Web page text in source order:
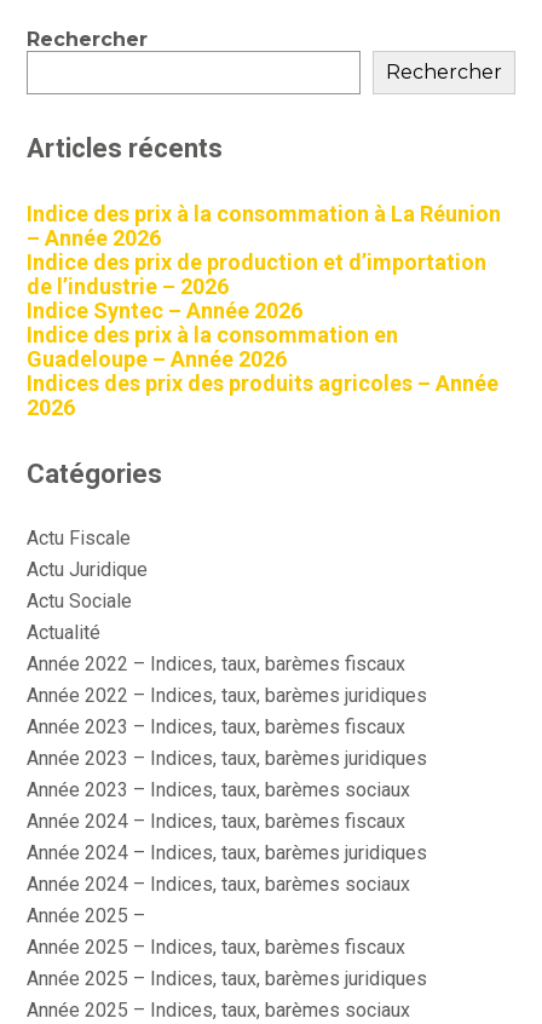
Blog
Rechercher
Rechercher
Articles récents
Indice des prix à la consommation à La Réunion
– Année 2026
Indice des prix de production et d’importation
de l’industrie – 2026
Indice Syntec – Année 2026
Indice des prix à la consommation en
Guadeloupe – Année 2026
Indices des prix des produits agricoles – Année
2026
Catégories
Actu Fiscale
Actu Juridique
Actu Sociale
Actualité
Année 2022 – Indices, taux, barèmes fiscaux
Année 2022 – Indices, taux, barèmes juridiques
Année 2023 – Indices, taux, barèmes fiscaux
Année 2023 – Indices, taux, barèmes juridiques
Année 2023 – Indices, taux, barèmes sociaux
Année 2024 – Indices, taux, barèmes fiscaux
Année 2024 – Indices, taux, barèmes juridiques
Année 2024 – Indices, taux, barèmes sociaux
Année 2025 –
Année 2025 – Indices, taux, barèmes fiscaux
Année 2025 – Indices, taux, barèmes juridiques
Année 2025 – Indices, taux, barèmes sociaux